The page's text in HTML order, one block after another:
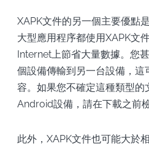
XAPK文件的另一個主要優點
大型應用程序都使用XAPK文
Internet上節省大量數據。您
個設備傳輸到另一台設備，這
容。如果您不確定這種類型的
Android設備，請在下載之前
此外，XAPK文件也可能大於